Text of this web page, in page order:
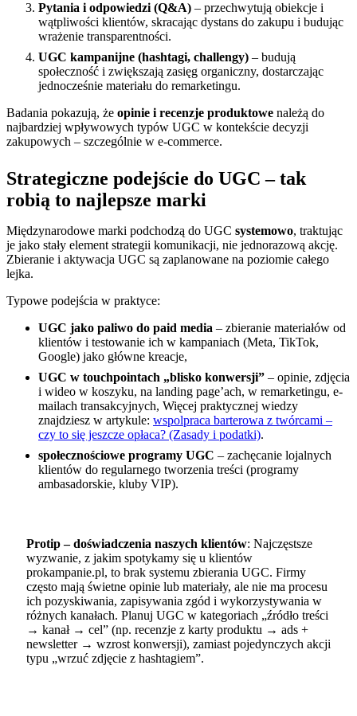
Pytania i odpowiedzi (Q&A) – przechwytują obiekcje i
wątpliwości klientów, skracając dystans do zakupu i budując
wrażenie transparentności.
UGC kampanijne (hashtagi, challengy) – budują
społeczność i zwiększają zasięg organiczny, dostarczając
jednocześnie materiału do remarketingu.
Badania pokazują, że opinie i recenzje produktowe należą do
najbardziej wpływowych typów UGC w kontekście decyzji
zakupowych – szczególnie w e-commerce.
Strategiczne podejście do UGC – tak
robią to najlepsze marki
Międzynarodowe marki podchodzą do UGC systemowo, traktując
je jako stały element strategii komunikacji, nie jednorazową akcję.
Zbieranie i aktywacja UGC są zaplanowane na poziomie całego
lejka.
Typowe podejścia w praktyce:
UGC jako paliwo do paid media – zbieranie materiałów od
klientów i testowanie ich w kampaniach (Meta, TikTok,
Google) jako główne kreacje,
UGC w touchpointach „blisko konwersji” – opinie, zdjęcia
i wideo w koszyku, na landing page’ach, w remarketingu, e-
mailach transakcyjnych, Więcej praktycznej wiedzy
znajdziesz w artykule: wspolpraca barterowa z twórcami –
czy to się jeszcze opłaca? (Zasady i podatki).
społecznościowe programy UGC – zachęcanie lojalnych
klientów do regularnego tworzenia treści (programy
ambasadorskie, kluby VIP).
Protip – doświadczenia naszych klientów: Najczęstsze
wyzwanie, z jakim spotykamy się u klientów
prokampanie.pl, to brak systemu zbierania UGC. Firmy
często mają świetne opinie lub materiały, ale nie ma procesu
ich pozyskiwania, zapisywania zgód i wykorzystywania w
różnych kanałach. Planuj UGC w kategoriach „źródło treści
→ kanał → cel” (np. recenzje z karty produktu → ads +
newsletter → wzrost konwersji), zamiast pojedynczych akcji
typu „wrzuć zdjęcie z hashtagiem”.